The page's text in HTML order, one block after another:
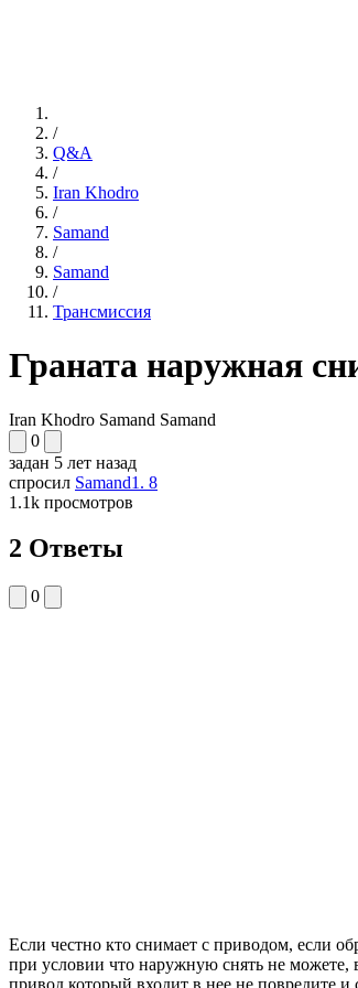
/
Q&A
/
Iran Khodro
/
Samand
/
Samand
/
Трансмиссия
Граната наружная
Iran Khodro Samand Samand
0
задан 5 лет назад
спросил Samand1. 8
1.1k просмотров
2 Ответы
0
Если честно кто снимает с приводом, если
при условии что наружную снять не можете,